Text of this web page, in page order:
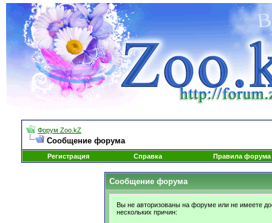
Форум Zoo.kZ
Сообщение форума
Регистрация Справка Правила форума
Сообщение форума
Вы не авторизованы на форуме или не имеете
нескольких причин: